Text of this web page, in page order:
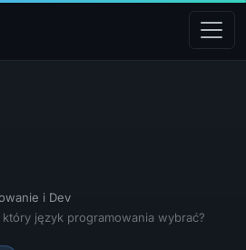
i Dev
język programowania wybrać?